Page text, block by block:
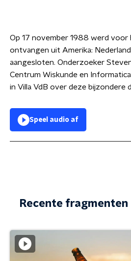
Op 17 november 1988 werd voor
ontvangen uit Amerika:
aangesloten. Onderzoeker
Centrum Wiskunde en
in Villa VdB over deze bijzondere
Speel audio af
Recente fragmenten